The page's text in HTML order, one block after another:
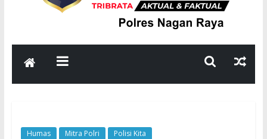
Polres Nagan Raya Gelar Olahraga Bersama dan Beladiri Polri
untuk Tingkatkan Kebugaran Personel
Wakapolres Nagan Raya Himbau Seluruh Personel Tingkatkan
Disiplin dan Profesionalisme
Humas Mitra Polri Polisi Kita